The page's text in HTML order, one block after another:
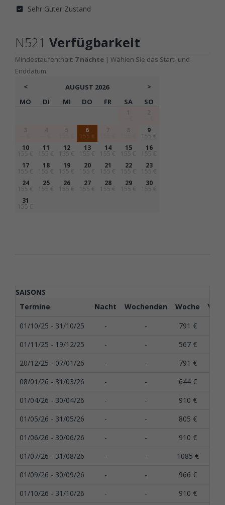
Sehr Guter Zustand
N521 Verfügbarkeit
Mindestaufenthalt: 7 nächte | Wählen Sie das Start- und
Enddatum
<
AUGUST 2026
>
MO
DI MI DO FR SA SO
6
155 €
9
155 €
10
155 €
11
155 €
12
155 €
13
155 €
14
155 €
15
155 €
16
155 €
17
155 €
18
155 €
19
155 €
20
155 €
21
155 €
22
155 €
23
155 €
24
155 €
25
155 €
26
155 €
27
155 €
28
155 €
29
155 €
30
155 €
31
155 €
SAISONS
Termine
Nacht Wochenden Woche
01/10/25 - 31/10/25
- - 791 €
01/11/25 - 19/12/25
- - 567 €
20/12/25 - 07/01/26
- - 791 €
08/01/26 - 31/03/26
- - 644 €
01/04/26 - 30/04/26
- - 910 €
01/05/26 - 31/05/26
- - 805 €
01/06/26 - 30/06/26
- - 910 €
01/07/26 - 31/08/26
- - 1085 €
01/09/26 - 30/09/26
- - 966 €
01/10/26 - 31/10/26
- - 910 €